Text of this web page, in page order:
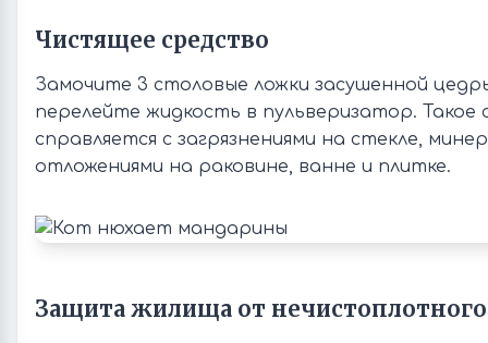
Чистящее средство
Замочите 3 столовые ложки засушенной
перелейте жидкость в пульверизатор.
справляется с загрязнениями на стекле,
отложениями на раковине, ванне и плитке.
Защита жилища от